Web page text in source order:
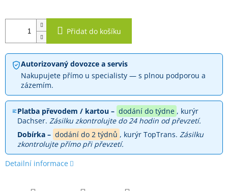
Přidat do košíku
Autorizovaný dovozce a servis
Nakupujete přímo u specialisty — s plnou podporou a
zázemím.
Platba převodem / kartou – dodání do týdne , kurýr
Dachser. Zásilku zkontrolujte do 24 hodin od převzetí.
Dobírka – dodání do 2 týdnů , kurýr TopTrans. Zásilku
zkontrolujte přímo při převzetí.
Detailní informace